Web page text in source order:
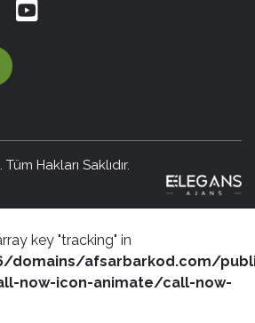
Hakları Saklıdır.
key "tracking" in
domains/afsarbarkod.com/
now-icon-animate/call-now-